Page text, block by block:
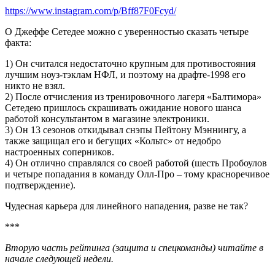
https://www.instagram.com/p/Bff87F0Fcyd/
О Джеффе Сетедее можно с уверенностью сказать четыре
факта:
1) Он считался недостаточно крупным для противостояния
лучшим ноуз-тэклам НФЛ, и поэтому на драфте-1998 его
никто не взял.
2) После отчисления из тренировочного лагеря «Балтимора»
Сетедею пришлось скрашивать ожидание нового шанса
работой консультантом в магазине электроники.
3) Он 13 сезонов откидывал снэпы Пейтону Мэннингу, а
также защищал его и бегущих «Кольтс» от недобро
настроенных соперников.
4) Он отлично справлялся со своей работой (шесть Пробоулов
и четыре попадания в команду Олл-Про – тому красноречивое
подтверждение).
Чудесная карьера для линейного нападения, разве не так?
***
Вторую часть рейтинга (защита и спецкоманды) читайте в
начале следующей недели.